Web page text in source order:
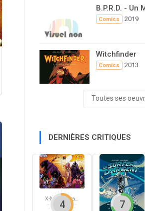
B.P.R.D. - Un
Comics 2019
Witchfinder
Comics 2013
Toutes ses
DERNIÈRES CRITIQUES
4 7